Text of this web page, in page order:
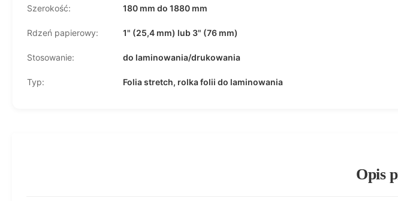
Szerokość: 180 mm do 1880 mm
Rdzeń papierowy: 1" (25,4 mm) lub 3" (76 mm)
Stosowanie: do laminowania/drukowania
Typ: Folia stretch, rolka folii do laminowania
Opis